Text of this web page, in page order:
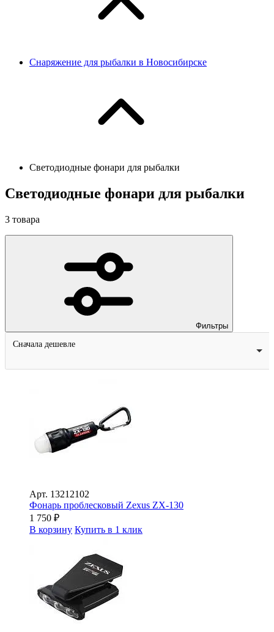
Снаряжение для рыбалки в Новосибирске
Светодиодные фонари для рыбалки
Светодиодные фонари для рыбалки
3 товара
Фильтры
Сначала дешевле
Арт. 13212102
Фонарь проблесковый Zexus ZX-130
1 750 ₽
В корзину Купить в 1 клик